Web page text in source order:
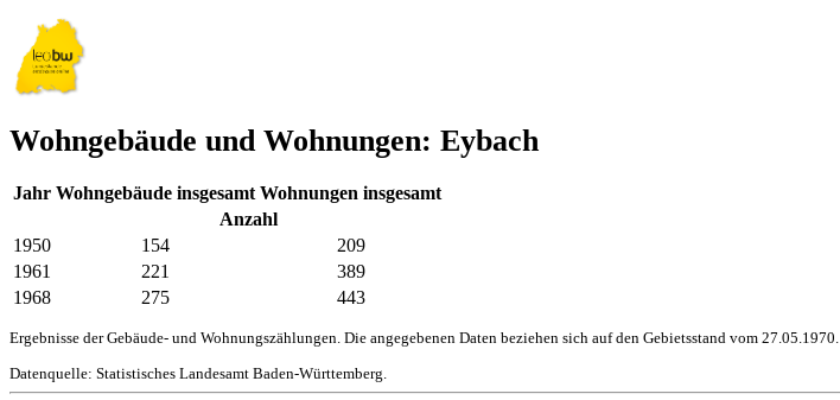
Wohngebäude und Wohnungen: Eybach
Jahr Wohngebäude insgesamt Wohnungen insgesamt
Anzahl
1950
154
209
1961
221
389
1968
275 443
Ergebnisse der Gebäude- und Wohnungszählungen. Die angegebenen Daten beziehen sich auf den Gebietsstand vom 27.05.1970.
Datenquelle: Statistisches Landesamt Baden-Württemberg.